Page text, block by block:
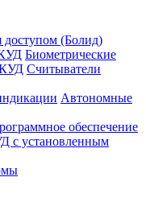
доступом (Болид)
Биометрические
Считыватели
Автономные
обеспечение
с установленным